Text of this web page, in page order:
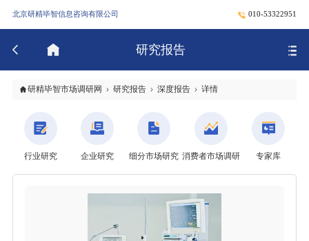
北京研精毕智信息咨询有限公司 010-53322951
研究报告
研精毕智市场调研网 研究报告 深度报告 详情
行业研究 企业研究 细分市场研究 消费者市场调研 专家库